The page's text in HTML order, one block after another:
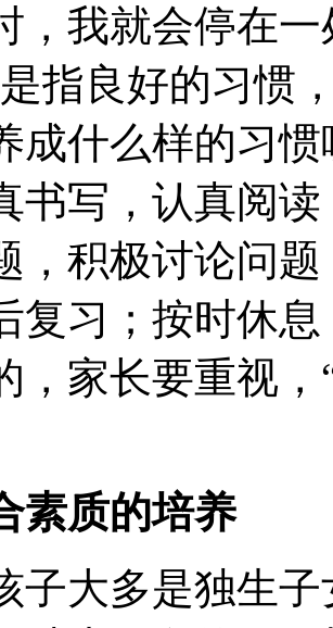
，我就会停在
指良好的习惯
成什么样的习
书写，认真阅
，积极讨论问
复习；按时休
，家长要重视
素质的培养
子大多是独生